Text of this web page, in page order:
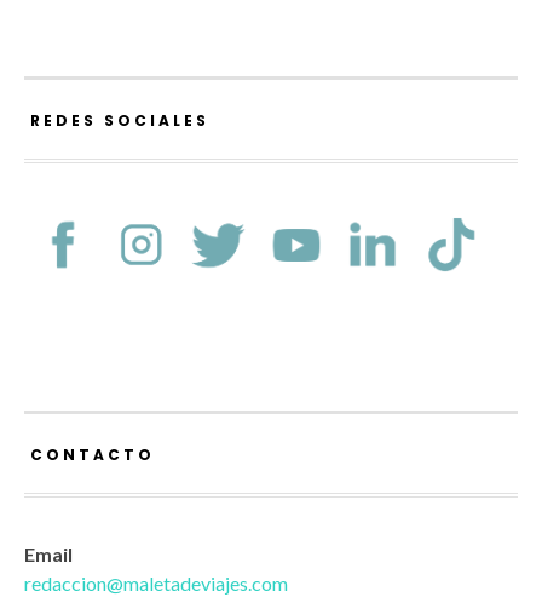
REDES SOCIALES
CONTACTO
Email
redaccion@maletadeviajes.com